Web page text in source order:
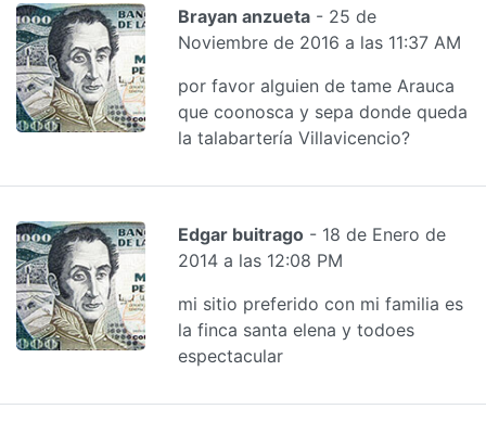
Brayan anzueta - 25 de
Noviembre de 2016 a las 11:37 AM
por favor alguien de tame Arauca
que coonosca y sepa donde queda
la talabartería Villavicencio?
Edgar buitrago - 18 de Enero de
2014 a las 12:08 PM
mi sitio preferido con mi familia es
la finca santa elena y todoes
espectacular